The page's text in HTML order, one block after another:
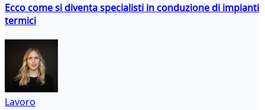
Ecco come si diventa specialisti in conduzione di impianti
termici
Lavoro